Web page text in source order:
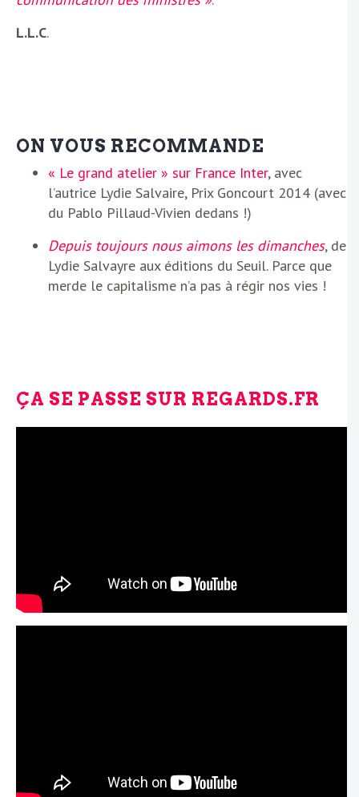
L.L.C.
ON VOUS RECOMMANDE
« Le grand atelier » sur France Inter, avec
l’autrice Lydie Salvaire, Prix Goncourt 2014 (avec
du Pablo Pillaud-Vivien dedans !)
Depuis toujours nous aimons les dimanches, de
Lydie Salvayre aux éditions du Seuil. Parce que
merde le capitalisme n’a pas à régir nos vies !
ÇA SE PASSE SUR REGARDS.FR